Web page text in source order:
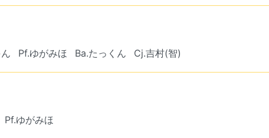
Pf.ゆがみほ Ba.たっくん Cj.吉村(智)
Pf.ゆがみほ